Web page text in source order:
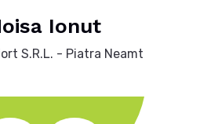
Ionut
S.R.L. - Piatra Neamt